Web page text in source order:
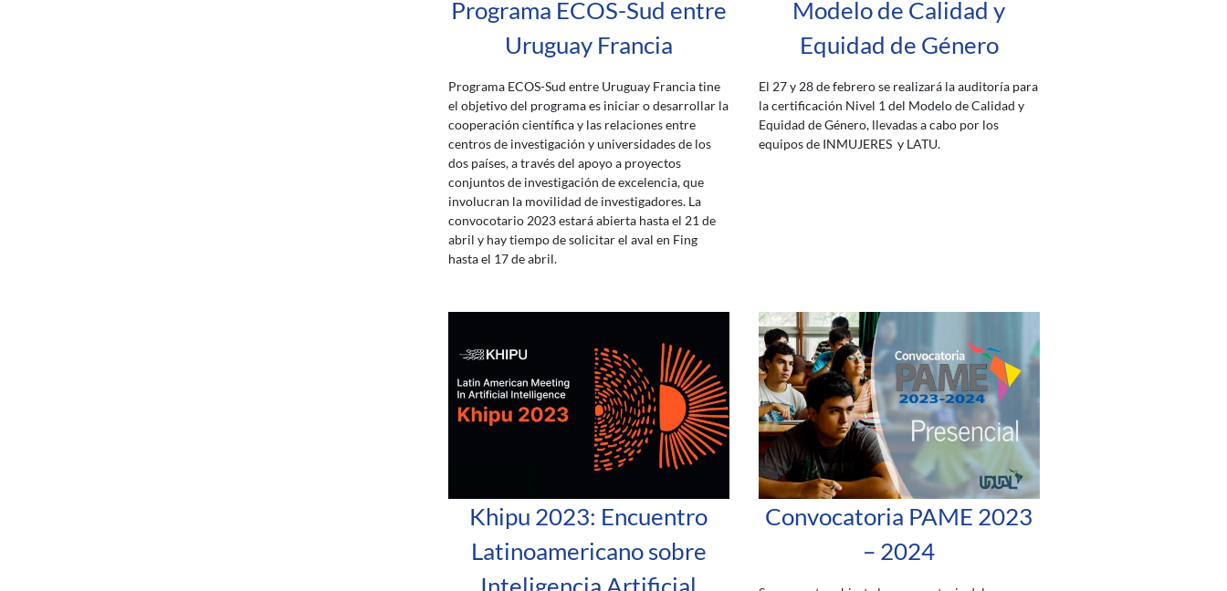
Programa ECOS-Sud entre
Uruguay Francia
Programa ECOS-Sud entre Uruguay Francia tine
el objetivo del programa es iniciar o desarrollar la
cooperación científica y las relaciones entre
centros de investigación y universidades de los
dos países, a través del apoyo a proyectos
conjuntos de investigación de excelencia, que
involucran la movilidad de investigadores. La
convocotario 2023 estará abierta hasta el 21 de
abril y hay tiempo de solicitar el aval en Fing
hasta el 17 de abril.
Modelo de Calidad y
Equidad de Género
El 27 y 28 de febrero se realizará la auditoría para
la certificación Nivel 1 del Modelo de Calidad y
Equidad de Género, llevadas a cabo por los
equipos de INMUJERES y LATU.
Khipu 2023: Encuentro
Latinoamericano sobre
Convocatoria PAME 2023
– 2024